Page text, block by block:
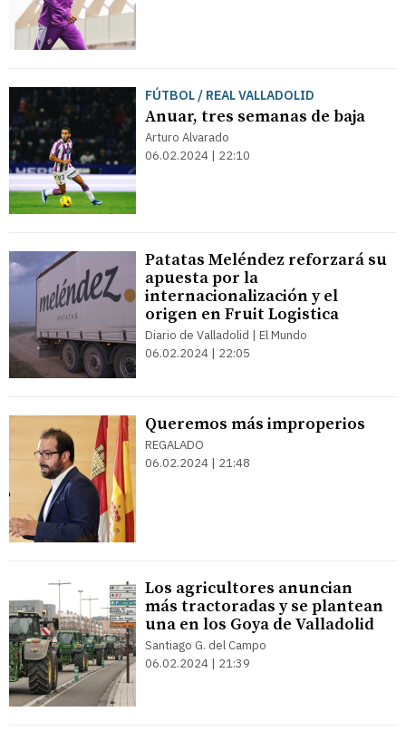
FÚTBOL / REAL VALLADOLID
Anuar, tres semanas de baja
Arturo Alvarado
06.02.2024 | 22:10
Patatas Meléndez reforzará su
apuesta por la
internacionalización y el
origen en Fruit Logistica
Diario de Valladolid | El Mundo
06.02.2024 | 22:05
Queremos más improperios
REGALADO
06.02.2024 | 21:48
Los agricultores anuncian
más tractoradas y se plantean
una en los Goya de Valladolid
Santiago G. del Campo
06.02.2024 | 21:39